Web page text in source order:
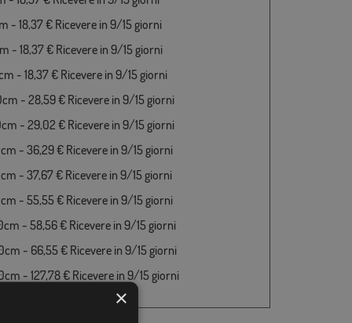
- 18,37 € Ricevere in 9/15 giorni
- 18,37 € Ricevere in 9/15 giorni
- 18,37 € Ricevere in 9/15 giorni
- 28,59 € Ricevere in 9/15 giorni
- 29,02 € Ricevere in 9/15 giorni
- 36,29 € Ricevere in 9/15 giorni
- 37,67 € Ricevere in 9/15 giorni
- 55,55 € Ricevere in 9/15 giorni
- 58,56 € Ricevere in 9/15 giorni
- 66,55 € Ricevere in 9/15 giorni
- 127,78 € Ricevere in 9/15 giorni
×